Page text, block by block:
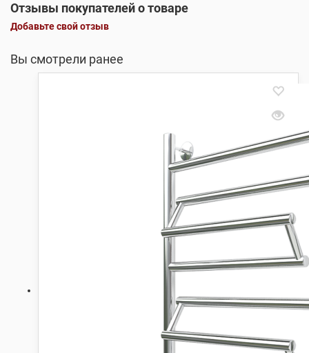
Отзывы покупателей о товаре
Добавьте свой отзыв
Вы смотрели ранее